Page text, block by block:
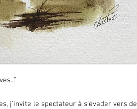
j'invite le spectateur à s'évader vers de